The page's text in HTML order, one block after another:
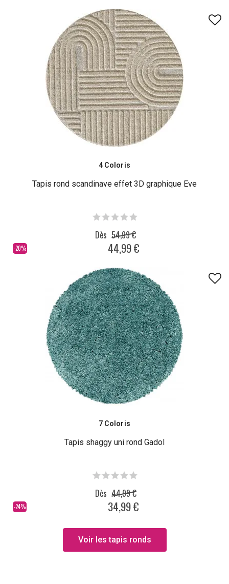
4 Coloris
Tapis rond scandinave effet 3D graphique Eve
-20%
Dès 54,99 €
44,99 €
7 Coloris
Tapis shaggy uni rond Gadol
-24%
Dès 44,99 €
34,99 €
Voir les tapis ronds